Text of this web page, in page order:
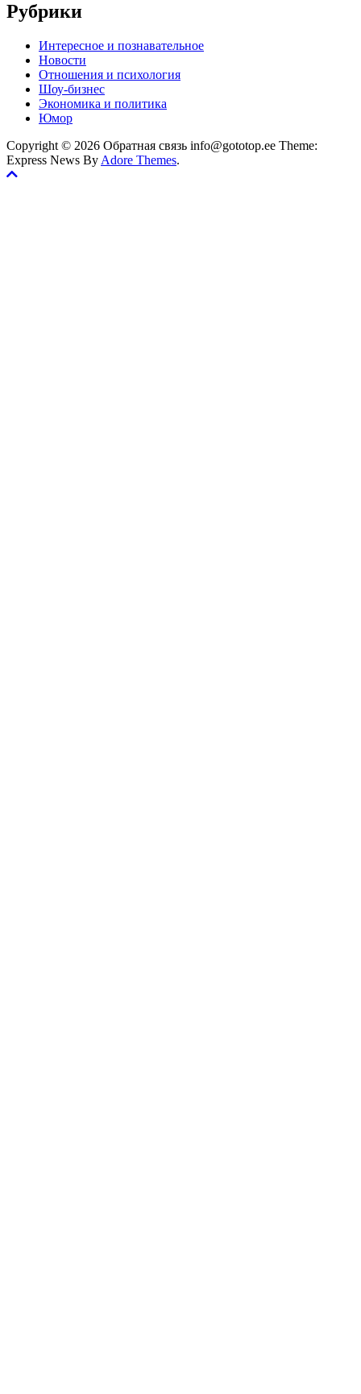
Рубрики
Интересное и познавательное
Новости
Отношения и психология
Шоу-бизнес
Экономика и политика
Юмор
Copyright © 2026 Обратная связь info@gototop.ee Theme:
Express News By Adore Themes.